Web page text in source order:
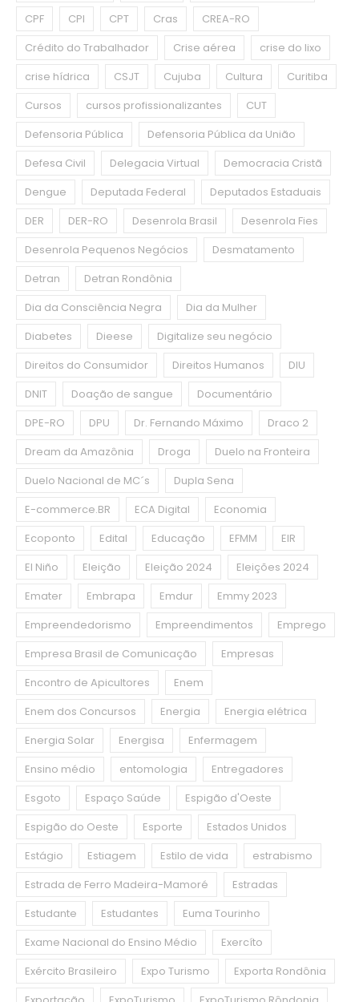
CPF
CPI CPT Cras
CREA-RO
Crédito do Trabalhador
Crise aérea
crise do lixo
crise hídrica
CSJT Cujuba Cultura
Curitiba
Cursos
cursos profissionalizantes
CUT
Defensoria Pública
Defensoria Pública da União
Defesa Civil
Delegacia Virtual
Democracia Cristã
Dengue
Deputada Federal
Deputados Estaduais
DER
DER-RO Desenrola Brasil
Desenrola Fies
Desenrola Pequenos Negócios
Desmatamento
Detran
Detran Rondônia
Dia da Consciência Negra
Dia da Mulher
Diabetes
Dieese
Digitalize seu negócio
Direitos do Consumidor
Direitos Humanos
DIU
DNIT
Doação de sangue
Documentário
DPE-RO
DPU Dr. Fernando Máximo
Draco 2
Dream da Amazônia
Droga
Duelo na Fronteira
Duelo Nacional de MC´s
Dupla Sena
E-commerce.BR
ECA Digital
Economia
Ecoponto
Edital Educação EFMM
EIR
El Niño
Eleição Eleição 2024
Eleições 2024
Emater
Embrapa Emdur
Emmy 2023
Empreendedorismo
Empreendimentos
Emprego
Empresa Brasil de Comunicação
Empresas
Encontro de Apicultores
Enem
Enem dos Concursos
Energia
Energia elétrica
Energia Solar
Energisa
Enfermagem
Ensino médio
entomologia
Entregadores
Esgoto
Espaço Saúde
Espigão d'Oeste
Espigão do Oeste
Esporte
Estados Unidos
Estágio
Estiagem Estilo de vida
estrabismo
Estrada de Ferro Madeira-Mamoré
Estradas
Estudante
Estudantes
Euma Tourinho
Exame Nacional do Ensino Médio
Exercíto
Exército Brasileiro
Expo Turismo
Exporta Rondônia